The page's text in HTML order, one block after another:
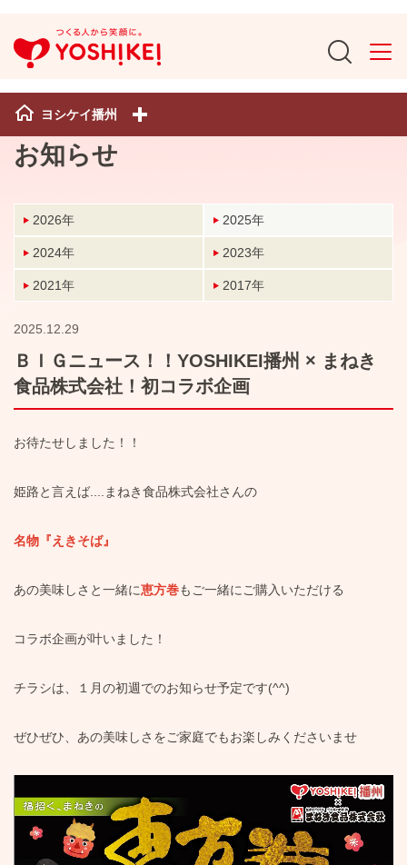
ヨシケイ播州
お知らせ
2026年 2025年
2024年 2023年
2021年 2017年
2025.12.29
ＢＩＧニュース！！YOSHIKEI播州 × まねき
食品株式会社！初コラボ企画
お待たせしました！！
姫路と言えば....まねき食品株式会社さんの
名物『えきそば』
あの美味しさと一緒に恵方巻もご一緒にご購入いただける
コラボ企画が叶いました！
チラシは、１月の初週でのお知らせ予定です(^^)
ぜひぜひ、あの美味しさをご家庭でもお楽しみくださいませ